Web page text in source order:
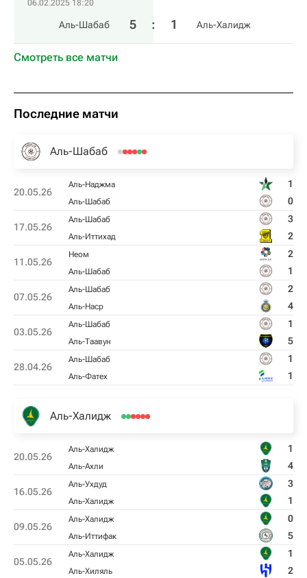
06.02.2025 18:20
Аль-Шабаб 5 : 1 Аль-Халидж
Смотреть все матчи
Последние матчи
Аль-Шабаб
20.05.26
Аль-Наджма 1
Аль-Шабаб 0
17.05.26
Аль-Шабаб 3
Аль-Иттихад 2
11.05.26
Неом 2
Аль-Шабаб 1
07.05.26
Аль-Шабаб 2
Аль-Наср 4
03.05.26
Аль-Шабаб 1
Аль-Таавун 5
28.04.26
Аль-Шабаб 1
Аль-Фатех 1
Аль-Халидж
20.05.26
Аль-Халидж 1
Аль-Ахли 4
16.05.26
Аль-Ухдуд 3
Аль-Халидж 1
09.05.26
Аль-Халидж 0
Аль-Иттифак 5
05.05.26
Аль-Халидж 1
Аль-Хиляль 2